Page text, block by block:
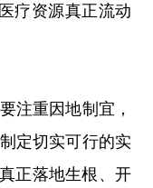
疗资源真正流动
注重因地制宜，
定切实可行的实
正落地生根、开